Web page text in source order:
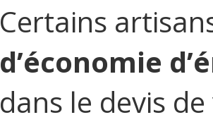
Certains
d’économie
dans le devis